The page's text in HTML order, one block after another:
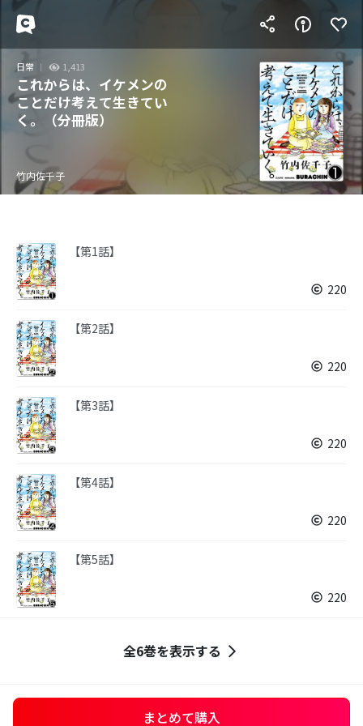
日常 1,413
これからは、イケメンの
ことだけ考えて生きてい
く。（分冊版）
竹内佐千子
【第1話】
220
【第2話】
220
【第3話】
220
【第4話】
220
【第5話】
220
全6巻を表示する
まとめて購入